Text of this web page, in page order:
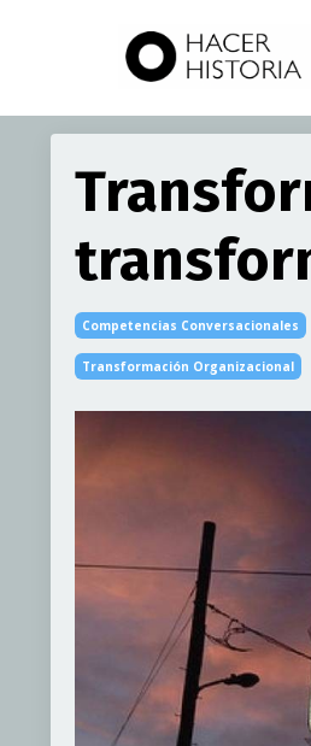
Competencias Conversacionales
Transformación Organizacional